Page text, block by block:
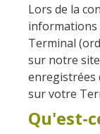
Lors de la
informations
Terminal
sur notre
enregistrées
sur votre
Qu'est-